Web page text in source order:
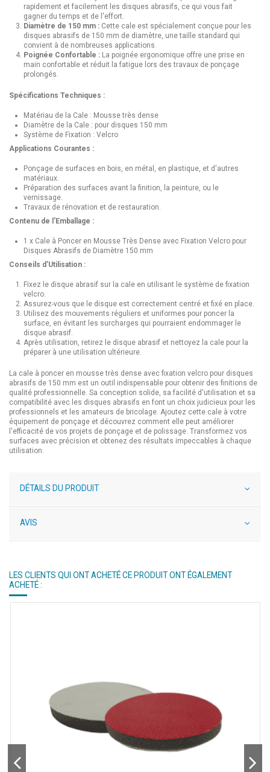
rapidement et facilement les disques abrasifs, ce qui vous fait
gagner du temps et de l'effort.
Diamètre de 150 mm : Cette cale est spécialement conçue pour les
disques abrasifs de 150 mm de diamètre, une taille standard qui
convient à de nombreuses applications.
Poignée Confortable : La poignée ergonomique offre une prise en
main confortable et réduit la fatigue lors des travaux de ponçage
prolongés.
Spécifications Techniques :
Matériau de la Cale : Mousse très dense
Diamètre de la Cale : pour disques 150 mm
Système de Fixation : Velcro
Applications Courantes :
Ponçage de surfaces en bois, en métal, en plastique, et d'autres
matériaux.
Préparation des surfaces avant la finition, la peinture, ou le
vernissage.
Travaux de rénovation et de restauration.
Contenu de l'Emballage :
1 x Cale à Poncer en Mousse Très Dense avec Fixation Velcro pour
Disques Abrasifs de Diamètre 150 mm
Conseils d'Utilisation :
Fixez le disque abrasif sur la cale en utilisant le système de fixation
velcro.
Assurez-vous que le disque est correctement centré et fixé en place.
Utilisez des mouvements réguliers et uniformes pour poncer la
surface, en évitant les surcharges qui pourraient endommager le
disque abrasif.
Après utilisation, retirez le disque abrasif et nettoyez la cale pour la
préparer à une utilisation ultérieure.
La cale à poncer en mousse très dense avec fixation velcro pour disques
abrasifs de 150 mm est un outil indispensable pour obtenir des finitions de
qualité professionnelle. Sa conception solide, sa facilité d'utilisation et sa
compatibilité avec les disques abrasifs en font un choix judicieux pour les
professionnels et les amateurs de bricolage. Ajoutez cette cale à votre
équipement de ponçage et découvrez comment elle peut améliorer
l'efficacité de vos projets de ponçage et de polissage. Transformez vos
surfaces avec précision et obtenez des résultats impeccables à chaque
utilisation.
DÉTAILS DU PRODUIT
AVIS
LES CLIENTS QUI ONT ACHETÉ CE PRODUIT ONT ÉGALEMENT
ACHETÉ :